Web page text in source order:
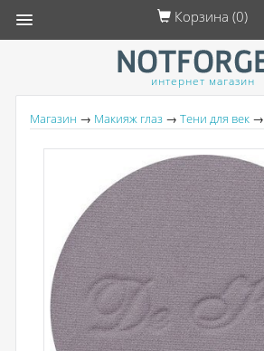
интернет магазин
Магазин → Макияж глаз → Тени для век →
Корзина (0)